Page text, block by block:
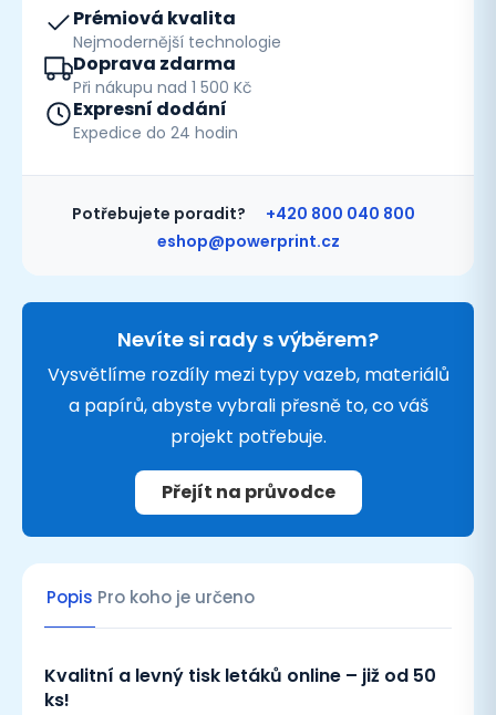
Prémiová kvalita
Nejmodernější technologie
Doprava zdarma
Při nákupu nad 1 500 Kč
Expresní dodání
Expedice do 24 hodin
Potřebujete poradit?
+420 800 040 800
eshop@powerprint.cz
Nevíte si rady s výběrem?
Vysvětlíme rozdíly mezi typy vazeb, materiálů
a papírů, abyste vybrali přesně to, co váš
projekt potřebuje.
Přejít na průvodce
Popis Pro koho je určeno
Kvalitní a levný tisk letáků online – již od 50
ks!